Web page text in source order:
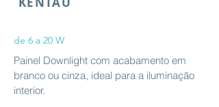
de 6 a 20 W
Painel Downlight com acabamento em
branco ou cinza, ideal para a iluminação
interior.